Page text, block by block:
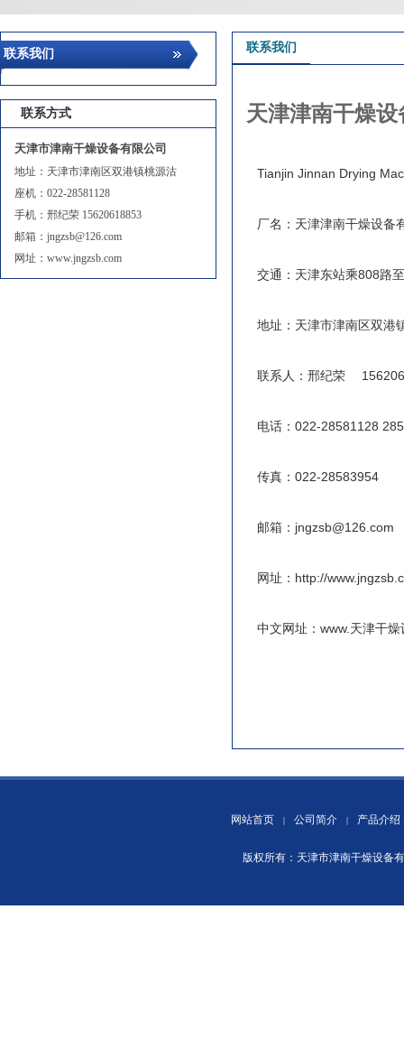
联系我们
联系方式
天津市津南干燥设备有限公司
地址：天津市津南区双港镇桃源沽
座机：022-28581128
手机：邢纪荣 15620618853
邮箱：jngzsb@126.com
网址：www.jngzsb.com
联系我们
天津津南干燥
Tianjin Jinnan Drying
厂名：天津津南干燥设备
交通：天津东站乘808路
地址：天津市津南区双
联系人：邢纪荣
电话：022-28581128
传真：022-28583954
邮箱：jngzsb@126.com
网址：http://
中文网址：www.天津干燥
网站首页 | 公司简介 | 产品介绍
版权所有：天津市津南干燥设